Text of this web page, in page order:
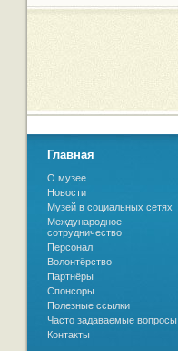
Главная
О музее
Новости
Музей в социальных сетях
Международное
сотрудничество
Персонал
Волонтёрство
Партнёры
Спонсоры
Полезные ссылки
Часто задаваемые вопросы
Контакты